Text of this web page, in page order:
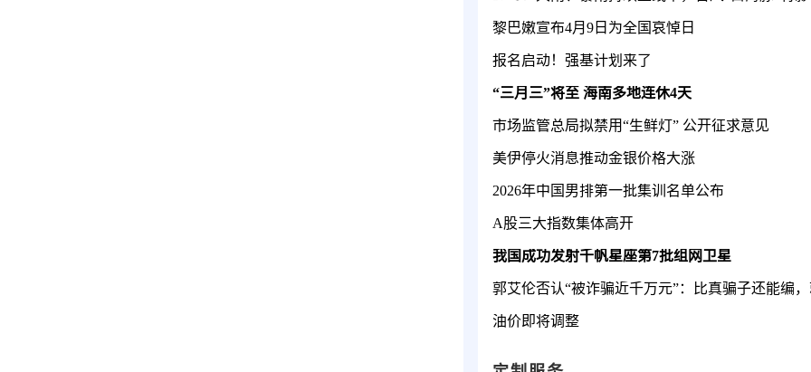
黎巴嫩宣布4月9日为全国哀悼日
报名启动！强基计划来了
“三月三”将至 海南多地连休4天
市场监管总局拟禁用“生鲜灯” 公开征求意见
美伊停火消息推动金银价格大涨
2026年中国男排第一批集训名单公布
A股三大指数集体高开
我国成功发射千帆星座第7批组网卫星
油价即将调整